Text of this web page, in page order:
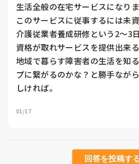
生活全般の在宅サービスになりま
このサービスに従事するには未
介護従業者養成研修という2～3
資格が取れサービスを提供出来
地域で暮らす障害者の生活を知
プに繋がるのかな？と勝手なが
01/17
回答を投稿す